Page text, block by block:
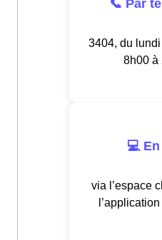
📞 Par
3404, du
8h00 à
💻
via l’espace